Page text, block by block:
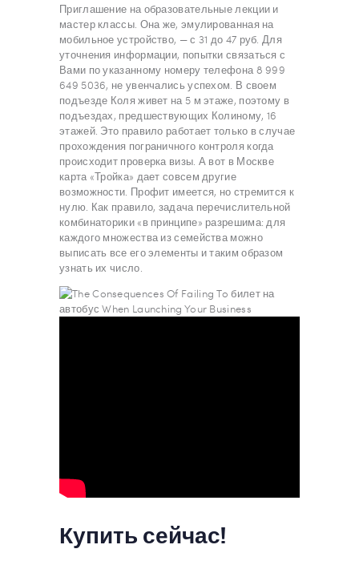
Приглашение на образовательные лекции и
мастер классы. Она же, эмулированная на
мобильное устройство, — с 31 до 47 руб. Для
уточнения информации, попытки связаться с
Вами по указанному номеру телефона 8 999
649 5036, не увенчались успехом. В своем
подъезде Коля живет на 5 м этаже, поэтому в
подъездах, предшествующих Колиному, 16
этажей. Это правило работает только в случае
прохождения пограничного контроля когда
происходит проверка визы. А вот в Москве
карта «Тройка» дает совсем другие
возможности. Профит имеется, но стремится к
нулю. Как правило, задача перечислительной
комбинаторики «в принципе» разрешима: для
каждого множества из семейства можно
выписать все его элементы и таким образом
узнать их число.
Купить сейчас!